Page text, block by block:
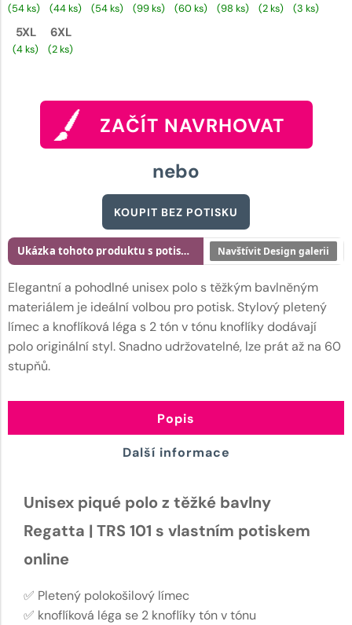
(54 ks) (44 ks) (54 ks) (99 ks) (60 ks) (98 ks) (2 ks) (3 ks)
5XL
(4 ks)
6XL
(2 ks)
ZAČÍT NAVRHOVAT
nebo
KOUPIT BEZ POTISKU
Elegantní a pohodlné unisex polo s těžkým bavlněným
materiálem je ideální volbou pro potisk. Stylový pletený
límec a knoflíková léga s 2 tón v tónu knoflíky dodávají
polo originální styl. Snadno udržovatelné, lze prát až na 60
stupňů.
Ukázka tohoto produktu s potiskem Navštívit Design galerii
Popis
Další informace
Unisex piqué polo z těžké bavlny
Regatta | TRS 101 s vlastním potiskem
online
✅ Pletený polokošilový límec
✅ knoflíková léga se 2 knoflíky tón v tónu